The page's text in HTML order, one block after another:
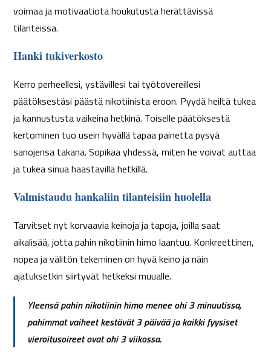
voimaa ja motivaatiota houkutusta herättävissä
tilanteissa.
Hanki tukiverkosto
Kerro perheellesi, ystävillesi tai työtovereillesi
päätöksestäsi päästä nikotiinista eroon. Pyydä heiltä tukea
ja kannustusta vaikeina hetkinä. Toiselle päätöksestä
kertominen tuo usein hyvällä tapaa painetta pysyä
sanojensa takana. Sopikaa yhdessä, miten he voivat auttaa
ja tukea sinua haastavilla hetkillä.
Valmistaudu hankaliin tilanteisiin huolella
Tarvitset nyt korvaavia keinoja ja tapoja, joilla saat
aikalisää, jotta pahin nikotiinin himo laantuu. Konkreettinen,
nopea ja välitön tekeminen on hyvä keino ja näin
ajatuksetkin siirtyvät hetkeksi muualle.
Yleensä pahin nikotiinin himo menee ohi 3 minuutissa,
pahimmat vaiheet kestävät 3 päivää ja kaikki fyysiset
vieroitusoireet ovat ohi 3 viikossa.